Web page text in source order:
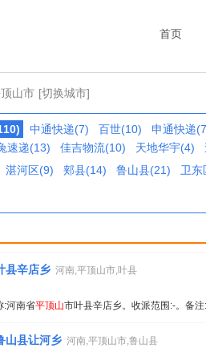
首页
山市 [切换城市]
中通快递(7) 百世(10)
申通快递
速递(13) 佳吉物流(10) 天地华宇(4)
湛河区(9) 郏县(14) 鲁山县(21)
卫东
县辛店乡 河南,平顶山市,叶县
:河南省平顶山市叶县辛店乡。收派范围:-。备
山县让河乡 河南,平顶山市,鲁山县